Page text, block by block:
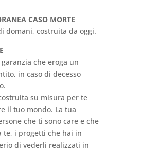
CASO MORTE
domani, costruita da oggi.
che eroga un
in caso di decesso
su misura per te
il tuo mondo. La tua
che ti sono care e che
te, i progetti che hai in
di vederli realizzati in